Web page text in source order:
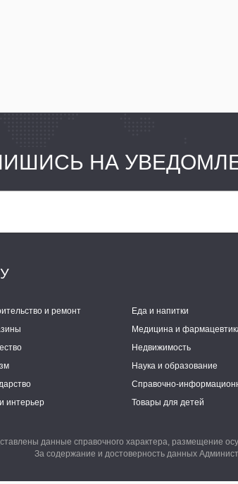
НА
и ремонт Еда и напитки
Медицина и
Недвижимость
Наука и образование
интерьер Товары для детей
данные справочного характера, размещение
За содержание и достоверность данных